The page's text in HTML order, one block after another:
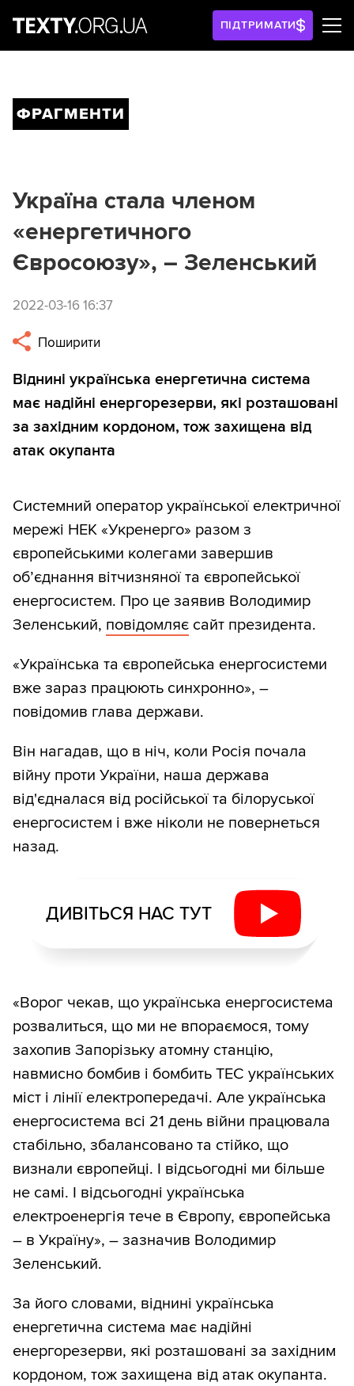
ПІДТРИМАТИ
ФРАГМЕНТИ
Україна стала членом
«енергетичного
Євросоюзу», – Зеленський
2022-03-16 16:37
Поширити
Віднині українська енергетична система
має надійні енергорезерви, які розташовані
за західним кордоном, тож захищена від
атак окупанта
Системний оператор української електричної
мережі НЕК «Укренерго» разом з
європейськими колегами завершив
об’єднання вітчизняної та європейської
енергосистем. Про це заявив Володимир
Зеленський, повідомляє сайт президента.
«Українська та європейська енергосистеми
вже зараз працюють синхронно», –
повідомив глава держави.
Він нагадав, що в ніч, коли Росія почала
війну проти України, наша держава
від'єдналася від російської та білоруської
енергосистем і вже ніколи не повернеться
назад.
ДИВІТЬСЯ НАС ТУТ
«Ворог чекав, що українська енергосистема
розвалиться, що ми не впораємося, тому
захопив Запорізьку атомну станцію,
навмисно бомбив і бомбить ТЕС українських
міст і лінії електропередачі. Але українська
енергосистема всі 21 день війни працювала
стабільно, збалансовано та стійко, що
визнали європейці. І відсьогодні ми більше
не самі. І відсьогодні українська
електроенергія тече в Європу, європейська
– в Україну», – зазначив Володимир
Зеленський.
За його словами, віднині українська
енергетична система має надійні
енергорезерви, які розташовані за західним
кордоном, тож захищена від атак окупанта.